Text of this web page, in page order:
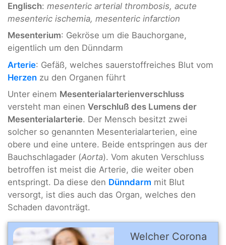
Englisch: mesenteric arterial thrombosis, acute
mesenteric ischemia, mesenteric infarction
Mesenterium: Gekröse um die Bauchorgane,
eigentlich um den Dünndarm
Arterie: Gefäß, welches sauerstoffreiches Blut vom
Herzen zu den Organen führt
Unter einem Mesenterialarterienverschluss
versteht man einen Verschluß des Lumens der
Mesenterialarterie. Der Mensch besitzt zwei
solcher so genannten Mesenterialarterien, eine
obere und eine untere. Beide entspringen aus der
Bauchschlagader (Aorta). Vom akuten Verschluss
betroffen ist meist die Arterie, die weiter oben
entspringt. Da diese den Dünndarm mit Blut
versorgt, ist dies auch das Organ, welches den
Schaden davonträgt.
Welcher Corona